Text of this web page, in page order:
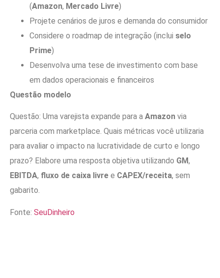
(Amazon, Mercado Livre)
Projete cenários de juros e demanda do consumidor
Considere o roadmap de integração (inclui selo
Prime)
Desenvolva uma tese de investimento com base
em dados operacionais e financeiros
Questão modelo
Questão: Uma varejista expande para a Amazon via
parceria com marketplace. Quais métricas você utilizaria
para avaliar o impacto na lucratividade de curto e longo
prazo? Elabore uma resposta objetiva utilizando GM,
EBITDA, fluxo de caixa livre e CAPEX/receita, sem
gabarito.
Fonte: SeuDinheiro